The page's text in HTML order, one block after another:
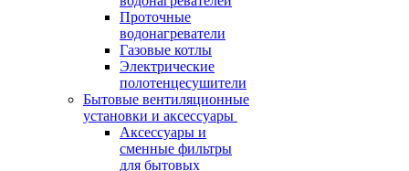
Проточные
водонагреватели
Газовые котлы
Электрические
полотенцесушители
Бытовые вентиляционные
установки и аксессуары
Аксессуары и
сменные фильтры
для бытовых